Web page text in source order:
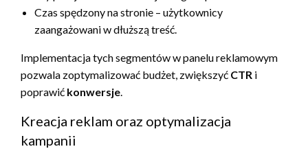
Czas spędzony na stronie – użytkownicy
zaangażowani w dłuższą treść.
Implementacja tych segmentów w panelu reklamowym
pozwala zoptymalizować budżet, zwiększyć CTR i
poprawić konwersje.
Kreacja reklam oraz optymalizacja
kampanii